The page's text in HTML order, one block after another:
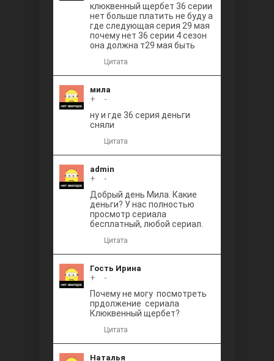
клюквенный щербет 36 серии
нет больше платить не буду а
где следующая серия 29 мая
почему нет 36 серии 4 сезон
она должна т29 мая быть
Цитата
мила
+
-
ну и где 36 серия деньги
сняли
Цитата
admin
+
-
Добрый день Мила. Какие
деньги? У нас полностью
просмотр сериала
бесплатный, любой сериал.
Цитата
Гость Ирина
+
-
Почему не могу посмотреть
прдолжение сериала
Клюквенный щербет?
Цитата
Наталья